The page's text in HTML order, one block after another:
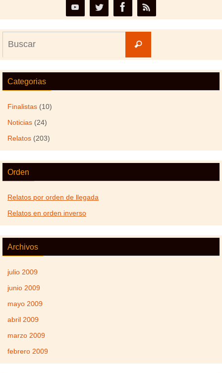
Buscar
Categorias
Finalistas (10)
Noticias (24)
Relatos (203)
Orden
Relatos por orden de llegada
Relatos en orden inverso
Archivos
julio 2009
junio 2009
mayo 2009
abril 2009
marzo 2009
febrero 2009